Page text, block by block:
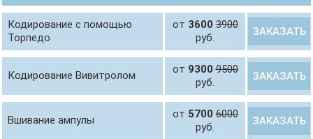
Кодирование с помощью
Торпедо
от 36003900
руб.
ЗАКАЗАТЬ
Кодирование Вивитролом от 93009500
руб.
ЗАКАЗАТЬ
Вшивание ампулы от 57006000
руб.
ЗАКАЗАТЬ